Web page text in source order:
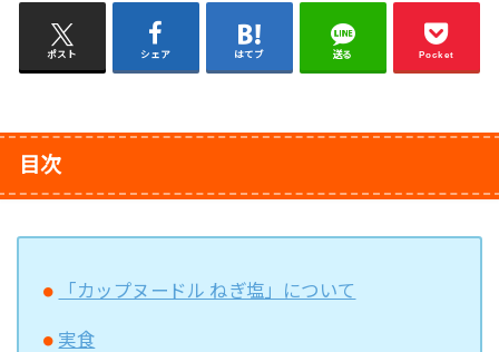
ポスト シェア はてブ 送る Pocket
目次
「カップヌードル ねぎ塩」について
実食